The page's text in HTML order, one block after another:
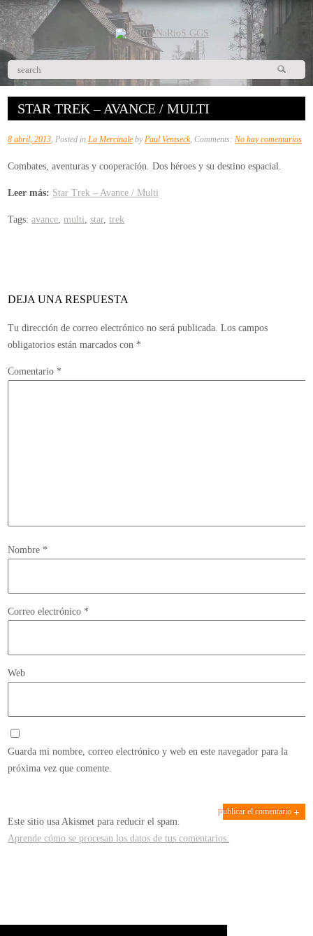
STAR TREK – AVANCE / MULTI
8 abril, 2013, Posted inLa Mercinale byPaul Ventseck, Comments:No hay comentariosen
Combates, aventuras y cooperación. Dos héroes y su destino espacial.
Leer más: Star Trek – Avance / Multi
Tags:avance,multi,star,trek
DEJA UNA RESPUESTA
Tu dirección de correo electrónico no será publicada. Los campos
obligatorios están marcados con *
Comentario *
Nombre *
Correo electrónico *
Web
Guarda mi nombre, correo electrónico y web en este navegador para la
próxima vez que comente.
Este sitio usa Akismet para reducir el spam.
Aprende cómo se procesan los datos de tus comentarios.